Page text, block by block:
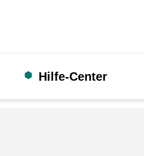
Hilfe-Center